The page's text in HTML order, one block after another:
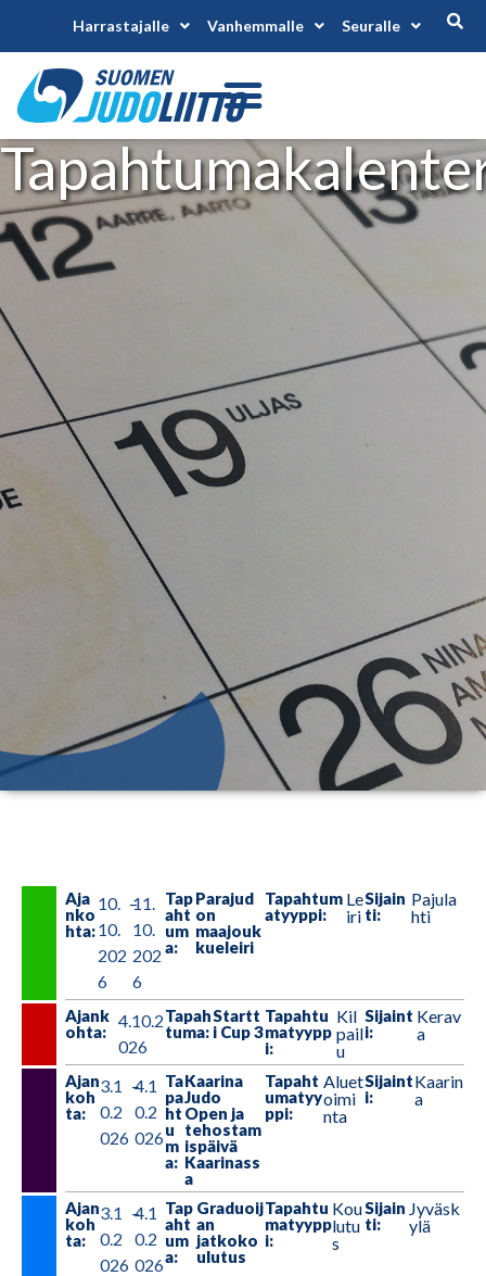
Harrastajalle Vanhemmalle Seuralle
Aja
nko
hta:
10.
10.
202
6
–11.
10.
202
6
Tap
aht
um
a:
Parajud
on
maajouk
kueleiri
Sijain
ti:
Pajula
hti
Tapahtum
atyyppi:
Le
iri
Ajank
ohta:
4.10.2
026
Tapah
tuma:
Startt
i Cup 3
Sijaint
i:
Kerav
a
Tapahtu
matyypp
i:
Kil
pail
u
Ajan
koh
ta:
3.1
0.2
026
–4.1
0.2
026
Ta
pa
ht
u
m
a:
Kaarina
Judo
Open ja
tehostam
ispäivä
Kaarinass
a
Sijaint
i:
Kaarin
a
Tapaht
umatyy
ppi:
Aluet
oimi
nta
Ajan
koh
ta:
3.1
0.2
026
–4.1
0.2
026
Tap
aht
um
a:
Graduoij
an
jatkoko
ulutus
Sijain
ti:
Jyväsk
ylä
Tapahtu
matyypp
i:
Kou
lutu
s